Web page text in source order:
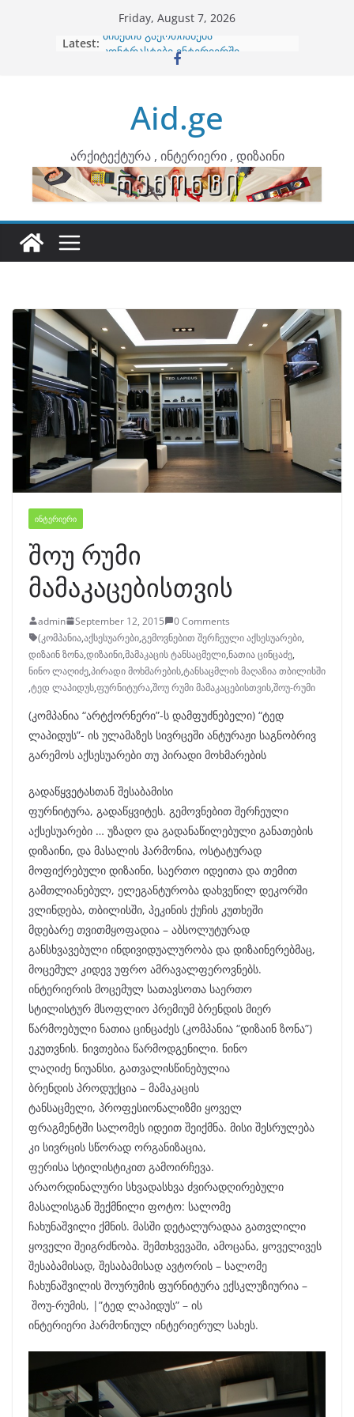
Friday, August 7, 2026
Latest: ბინების გაერთიანება
კონტრასტები ინტერიერში
ინტერიერის დიზიანი
არტემიდი წარმოგიდგენთ
Aid.ge
არქიტექტურა , ინტერიერი , დიზაინი
ᲘᲜᲢᲔᲠᲘᲔᲠᲘ
შოუ რუმი
მამაკაცებისთვის
admin September 12, 2015
0 Comments
(კომპანია,აქსესუარები,გემოვნებით შერჩეული აქსესუარები,
დიზაინ ზონა,დიზაინი,მამაკაცის ტანსაცმელი,ნათია ცინცაძე,
ნინო ლაღიძე,პირადი მოხმარების,ტანსაცმლის მაღაზია თბილისში
,ტედ ლაპიდუს,ფურნიტურა,შოუ რუმი მამაკაცებისთვის,შოუ-რუმი
(კომპანია “არტქორნერი”-ს დამფუძნებელი) “ტედ
ლაპიდუს”- ის ულამაზეს სივრცეში ანტურაჟი საგნობრივ
გარემოს აქსესუარები თუ პირადი მოხმარების
გადაწყვეტასთან შესაბამისი
ფურნიტურა, გადაწყვიტეს. გემოვნებით შერჩეული
აქსესუარები … უზადო და გადანაწილებული განათების
დიზაინი, და მასალის ჰარმონია, ოსტატურად
მოფიქრებული დიზაინი, საერთო იდეითა და თემით
გამთლიანებულ, ელეგანტურობა დახვეწილ დეკორში
ვლინდება, თბილისში, პეკინის ქუჩის კუთხეში
მდებარე თვითმყოფადია – აბსოლუტურად
განსხვავებული ინდივიდუალურობა და დიზაინერებმაც,
მოცემულ კიდევ უფრო ამრავალფეროვნებს.
ინტერიერის მოცემულ სათავსოთა საერთო
სტილისტურ მსოფლიო პრემიუმ ბრენდის მიერ
წარმოებული ნათია ცინცაძეს (კომპანია “დიზაინ ზონა”)
ეკუთვნის. ნივთებია წარმოდგენილი. ნინო
ლაღიძე ნიუანსი, გათვალისწინებულია
ბრენდის პროდუქცია – მამაკაცის
ტანსაცმელი, პროფესიონალიზმი ყოველ
ფრაგმენტში სალომეს იდეით შეიქმნა. მისი შესრულება
კი სივრცის სწორად ორგანიზაცია,
ფერისა სტილისტიკით გამოირჩევა.
არაორდინალური სხვადასხვა ძვირადღირებული
მასალისგან შექმნილი ფოტო: სალომე
ჩახუნაშვილი ქმნის. მასში დეტალურადაა გათვლილი
ყოველი შეიგრძნობა. შემთხვევაში, ამოცანა, ყოველივეს
შესაბამისად, შესაბამისად ავტორის – სალომე
ჩახუნაშვილის შოურუმის ფურნიტურა ექსკლუზიურია –
შოუ-რუმის, |”ტედ ლაპიდუს” – ის
ინტერიერი ჰარმონიულ ინტერიერულ სახეს.